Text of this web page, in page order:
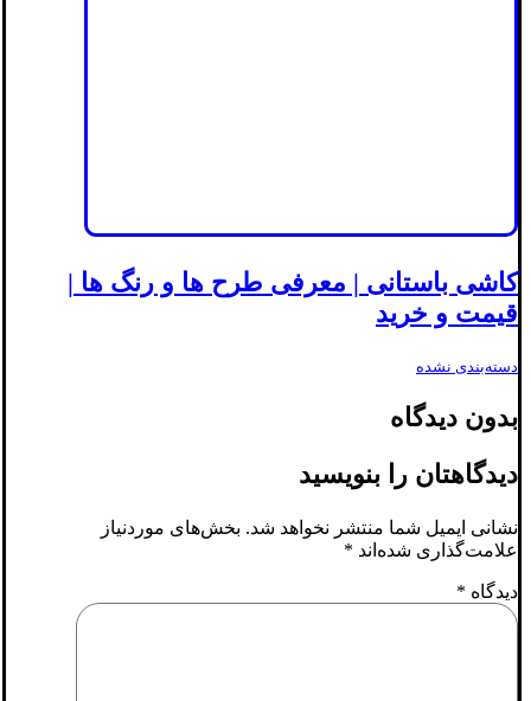
کاشی باستانی | معرفی طرح ها و رنگ ها |
قیمت و خرید
دسته‌بندی نشده
بدون دیدگاه
دیدگاهتان را بنویسید
نشانی ایمیل شما منتشر نخواهد شد. بخش‌های موردنیاز
علامت‌گذاری شده‌اند *
دیدگاه *